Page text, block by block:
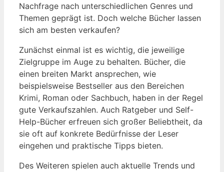
Nachfrage nach unterschiedlichen Genres und
Themen geprägt ist. Doch welche ‍Bücher lassen
sich ‌am besten ‌verkaufen?
Zunächst einmal ist es wichtig, die jeweilige
Zielgruppe im Auge zu behalten. Bücher, die
einen breiten Markt ansprechen, wie
‌beispielsweise⁢ Bestseller aus den Bereichen
Krimi, Roman oder Sachbuch, haben in der Regel
gute Verkaufszahlen. Auch Ratgeber und Self-
Help-Bücher​ erfreuen sich großer Beliebtheit, da
sie oft auf konkrete Bedürfnisse der ‌Leser
eingehen und praktische Tipps bieten.
Des Weiteren spielen auch ⁣aktuelle Trends und‍